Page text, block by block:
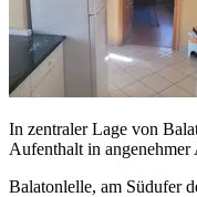
In zentraler Lage von
Aufenthalt in angenehmer
Balatonlelle, am Südufer